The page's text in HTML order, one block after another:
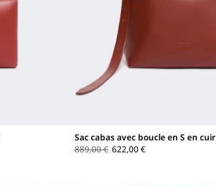
Sac cabas avec boucle en S en cuir
889,00 € 622,00 €